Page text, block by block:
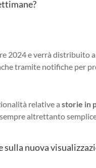
2024 e verrà distribuito
tramite notifiche per
relative astorie in
altrettanto
sulla nuova